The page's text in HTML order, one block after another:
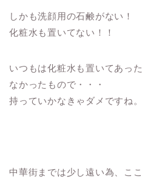
しかも洗顔用の石鹸がない！
化粧水も置いてない！！
いつもは化粧水も置いてあっ
なかったもので・・・
持っていかなきゃダメですね
中華街までは少し遠い為、こ